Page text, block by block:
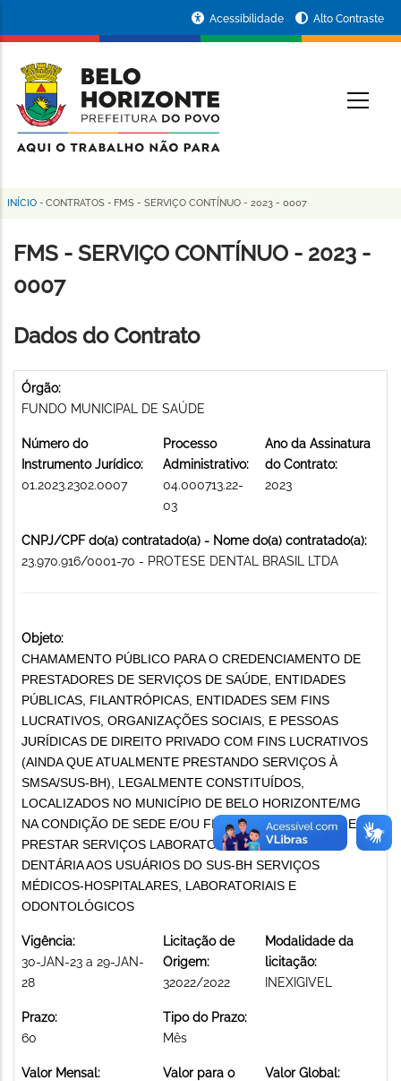
conteúdo
principal
da
Prefeitura
de
Horizonte
Acessibilidade Alto Contraste
Trilha
de
navegação
INÍCIO - CONTRATOS - FMS - SERVIÇO CONTÍNUO - 2023 - 0007
FMS - SERVIÇO CONTÍNUO - 2023 -
0007
Dados do Contrato
Órgão:
FUNDO MUNICIPAL DE SAÚDE
Número do
Instrumento Jurídico:
01.2023.2302.0007
Processo
Administrativo:
04.000713.22-
03
Ano da Assinatura
do Contrato:
2023
CNPJ/CPF do(a) contratado(a) - Nome do(a) contratado(a):
23.970.916/0001-70 - PROTESE DENTAL BRASIL LTDA
Objeto:
CHAMAMENTO PÚBLICO PARA O CREDENCIAMENTO DE
PRESTADORES DE SERVIÇOS DE SAÚDE, ENTIDADES
PÚBLICAS, FILANTRÓPICAS, ENTIDADES SEM FINS
LUCRATIVOS, ORGANIZAÇÕES SOCIAIS, E PESSOAS
JURÍDICAS DE DIREITO PRIVADO COM FINS LUCRATIVOS
(AINDA QUE ATUALMENTE PRESTANDO SERVIÇOS À
SMSA/SUS-BH), LEGALMENTE CONSTITUÍDOS,
LOCALIZADOS NO MUNICÍPIO DE BELO HORIZONTE/MG
NA CONDIÇÃO DE SEDE E/OU FILIAL, INTERESSADOS EM
PRESTAR SERVIÇOS LABORATORIAIS DE PRÓTESE
DENTÁRIA AOS USUÁRIOS DO SUS-BH SERVIÇOS
MÉDICOS-HOSPITALARES, LABORATORIAIS E
ODONTOLÓGICOS
Vigência:
30-JAN-23 a 29-JAN-
28
Licitação de
Origem:
32022/2022
Modalidade da
licitação:
INEXIGIVEL
Prazo:
60
Tipo do Prazo:
Mês
Valor Mensal:
Valor para o
Valor Global: